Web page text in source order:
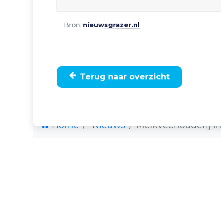
Home Nieuws Melkveehouderij
Bron: nieuwsgrazer.nl
Terug naar overzicht